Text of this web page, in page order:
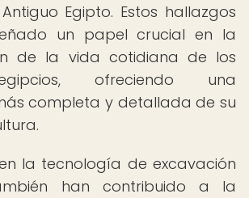
Egipto. Estos hallazgos
un papel crucial en la
de la vida cotidiana de los
ofreciendo una
completa y detallada de su
la tecnología de excavación
han contribuido a la